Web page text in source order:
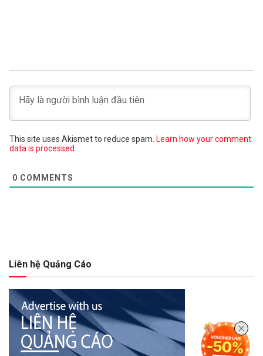
This site uses Akismet to reduce spam. Learn how your comment
data is processed.
0 COMMENTS
Liên hệ Quảng Cáo